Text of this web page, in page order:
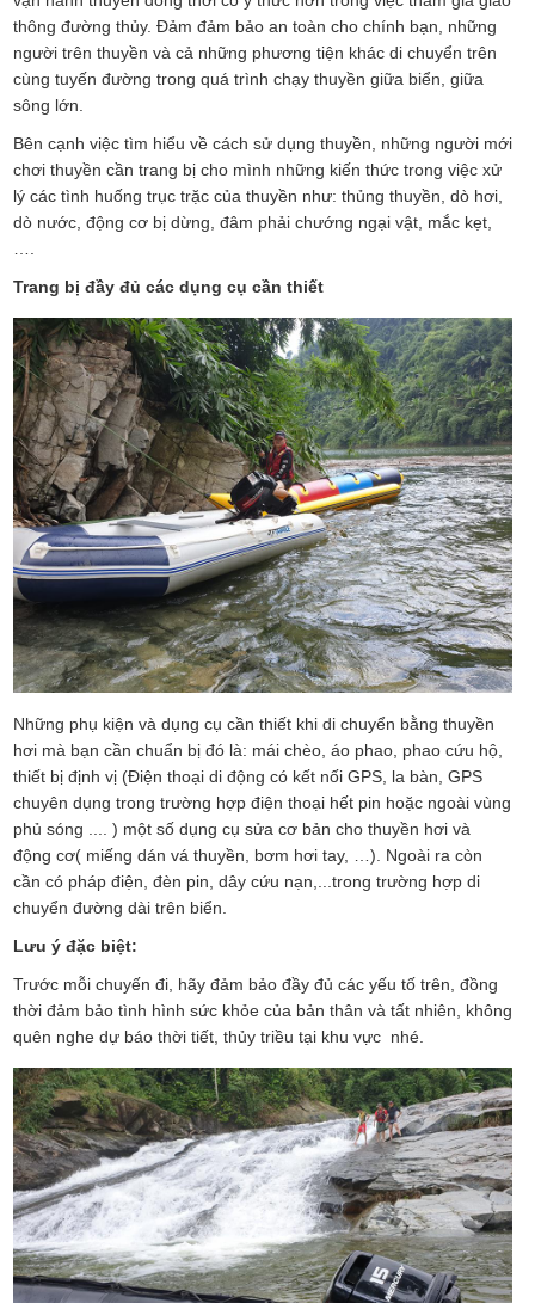
thông đường thủy. Đảm đảm bảo an toàn cho chính bạn, những
người trên thuyền và cả những phương tiện khác di chuyển trên
cùng tuyến đường trong quá trình chạy thuyền giữa biển, giữa
sông lớn.
Bên cạnh việc tìm hiểu về cách sử dụng thuyền, những người mới
chơi thuyền cần trang bị cho mình những kiến thức trong việc xử
lý các tình huống trục trặc của thuyền như: thủng thuyền, dò hơi,
dò nước, động cơ bị dừng, đâm phải chướng ngại vật, mắc kẹt,
….
Trang bị đầy đủ các dụng cụ cần thiết
Những phụ kiện và dụng cụ cần thiết khi di chuyển bằng thuyền
hơi mà bạn cần chuẩn bị đó là: mái chèo, áo phao, phao cứu hộ,
thiết bị định vị (Điện thoại di động có kết nối GPS, la bàn, GPS
chuyên dụng trong trường hợp điện thoại hết pin hoặc ngoài vùng
phủ sóng .... ) một số dụng cụ sửa cơ bản cho thuyền hơi và
động cơ( miếng dán vá thuyền, bơm hơi tay, …). Ngoài ra còn
cần có pháp điện, đèn pin, dây cứu nạn,...trong trường hợp di
chuyển đường dài trên biển.
Lưu ý đặc biệt:
Trước mỗi chuyến đi, hãy đảm bảo đầy đủ các yếu tố trên, đồng
thời đảm bảo tình hình sức khỏe của bản thân và tất nhiên, không
quên nghe dự báo thời tiết, thủy triều tại khu vực nhé.